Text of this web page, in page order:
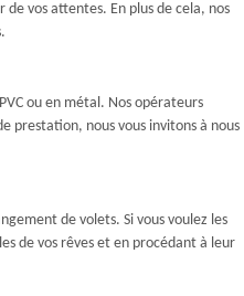
vos attentes. En plus de cela, nos
ou en métal. Nos opérateurs
prestation, nous vous invitons à nous
de volets. Si vous voulez les
de vos rêves et en procédant à leur